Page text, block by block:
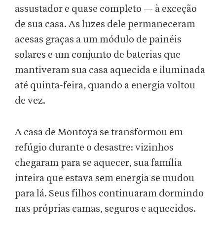
assustador e quase completo — à exceção
de sua casa. As luzes dele permaneceram
acesas graças a um módulo de painéis
solares e um conjunto de baterias que
mantiveram sua casa aquecida e iluminada
até quinta-feira, quando a energia voltou
de vez.
A casa de Montoya se transformou em
refúgio durante o desastre: vizinhos
chegaram para se aquecer, sua família
inteira que estava sem energia se mudou
para lá. Seus filhos continuaram dormindo
nas próprias camas, seguros e aquecidos.